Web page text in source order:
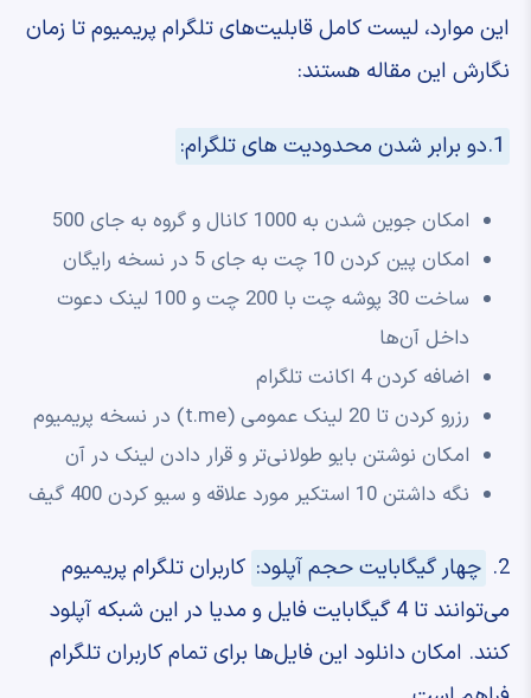
این موارد، لیست کامل قابلیت‌های تلگرام پریمیوم تا زمان
نگارش این مقاله هستند:
1.دو برابر شدن محدودیت های تلگرام:
امکان جوین شدن به 1000 کانال و گروه به جای 500
امکان پین کردن 10 چت به جای 5 در نسخه رایگان
ساخت 30 پوشه چت با 200 چت و 100 لینک دعوت
داخل آن‌ها
اضافه کردن 4 اکانت تلگرام
رزرو کردن تا 20 لینک عمومی (t.me) در نسخه پریمیوم
امکان نوشتن بایو طولانی‌تر و قرار دادن لینک در آن
نگه داشتن 10 استکیر مورد علاقه و سیو کردن 400 گیف
2. چهار گیگابایت حجم آپلود: کاربران تلگرام پریمیوم
می‌توانند تا 4 گیگابایت فایل و مدیا در این شبکه آپلود
کنند. امکان دانلود این فایل‌ها برای تمام کاربران تلگرام